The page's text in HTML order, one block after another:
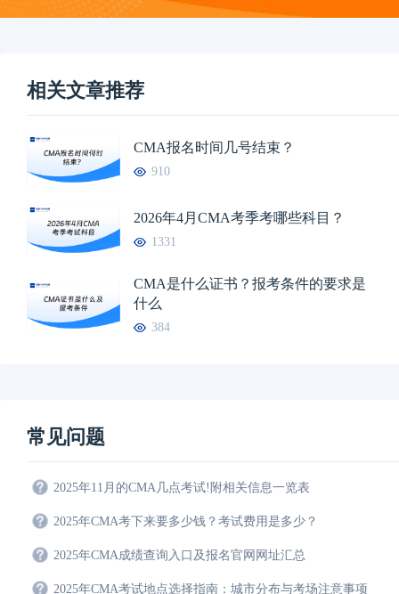
相关文章推荐
CMA报名时间几号结束？
910
2026年4月CMA考季考哪些科目？
1331
CMA是什么证书？报考条件的要求是
什么
384
常见问题
2025年11月的CMA几点考试!附相关信息一览表
2025年CMA考下来要多少钱？考试费用是多少？
2025年CMA成绩查询入口及报名官网网址汇总
2025年CMA考试地点选择指南：城市分布与考场注意事项